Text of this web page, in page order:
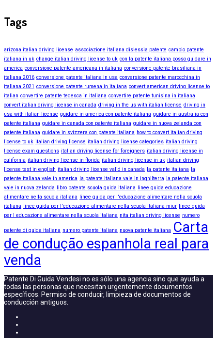
Tags
arizona italian driving license associazione italiana dislessia patente cambio patente
italiana in uk change italian driving license to uk con la patente italiana posso guidare in
america conversione patente americana in italiana conversione patente brasiliana in
italiana 2016 conversione patente italiana in usa conversione patente marocchina in
italiana 2021 conversione patente rumena in italiana convert american driving license to
italian convertire patente tedesca in italiana convertire patente tunisina in italiana
convert italian driving license in canada driving in the us with italian license driving in
usa with italian license guidare in america con patente italiana guidare in australia con
patente italiana guidare in canada con patente italiana guidare in nuova zelanda con
patente italiana guidare in svizzera con patente italiana how to convert italian driving
license to uk italian driving license italian driving license categories italian driving
license exam questions italian driving license for foreigners italian driving license in
california italian driving license in florida italian driving license in uk italian driving
license test in english italian driving license valid in canada la patente italiana
la
patente italiana vale in america
la patente italiana vale in inghilterra
la patente italiana
vale in nuova zelanda
libro patente scuola guida italiana
linee guida educazione
alimentare nella scuola italiana
linee guida per l'educazione alimentare nella scuola
italiana
linee guida per l'educazione alimentare nella scuola italiana miur linee guida
per l educazione alimentare nella scuola italiana nita italian driving license numero
patente di guida italiana numero patente italiana nuova patente italiana Carta
de condução espanhola real para
venda
Patente Di Guida Vendesi no es sólo una agencia sino que ayuda a
todas las personas que necesitan urgentemente documentos
específicos. Permiso de conducir, limpieza de documentos de
conducción antiguos.